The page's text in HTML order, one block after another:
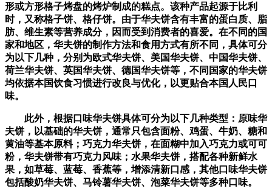
形或方形格子烤盘的烤炉制成的糕点。该种产品起源于比利
时，又称格子饼、格仔饼。由于华夫饼含有丰富的蛋白质、脂
肪、维生素等营养成分，因而受到消费者的喜爱。在不同的国
家和地区，华夫饼的制作方法和食用方式有所不同，具体可分
为以下几种，分别为欧式华夫饼、美国华夫饼、中国华夫饼、
荷兰华夫饼、英国华夫饼、德国华夫饼等，不同国家的华夫饼
均依据本国饮食习惯进行改良与优化，以更贴合本国人民口
味。
此外，根据口味华夫饼具体可分为以下几种类型：原味华
夫饼，以基础的华夫饼，通常只包含面粉、鸡蛋、牛奶、糖和
黄油等基本原料；巧克力华夫饼，在面糊中加入巧克力或可可
粉，华夫饼带有巧克力风味；水果华夫饼，搭配各种新鲜水
果，如草莓、蓝莓、香蕉等，增添清新口感，其他口味华夫饼
包括酸奶华夫饼、马铃薯华夫饼、泡菜华夫饼等多种口味。